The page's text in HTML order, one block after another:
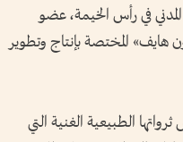
في رأس الخيمة، عضو
المختصة بإنتاج وتطوير
الطبيعية الغنية التي